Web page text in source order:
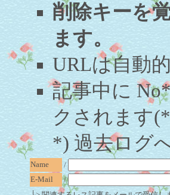
削除キーを
ます。
URLは自動
記事中に
クされます
*) 過去ログ
Name
/
E-Mail
/